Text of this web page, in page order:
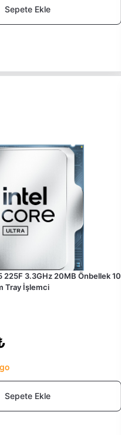
Sepete Ekle
225F 3.3GHz 20MB Önbellek 10
Tray İşlemci
Sepete Ekle